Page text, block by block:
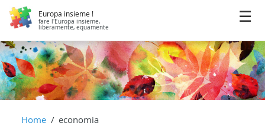
Europa insieme !
fare l'Europa insieme,
liberamente, equamente
Home economia